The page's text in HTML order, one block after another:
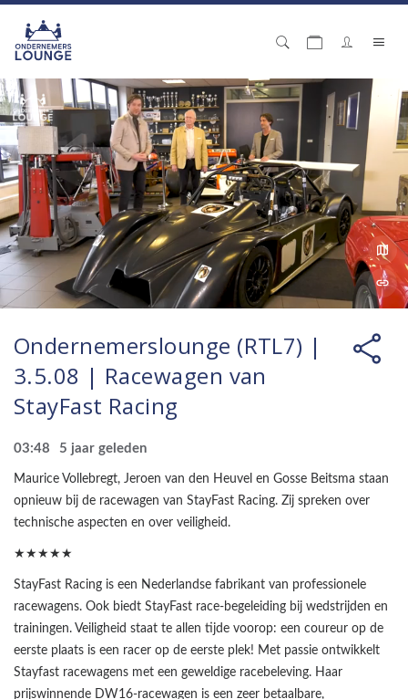
Ondernemerslounge (RTL7) |
3.5.08 | Racewagen van
StayFast Racing
03:48 5 jaar geleden
Maurice Vollebregt, Jeroen van den Heuvel en Gosse Beitsma staan
opnieuw bij de racewagen van StayFast Racing. Zij spreken over
technische aspecten en over veiligheid.
★★★★★
StayFast Racing is een Nederlandse fabrikant van professionele
racewagens. Ook biedt StayFast race-begeleiding bij wedstrijden en
trainingen. Veiligheid staat te allen tijde voorop: een coureur op de
eerste plaats is een racer op de eerste plek! Met passie ontwikkelt
Stayfast racewagens met een geweldige racebeleving. Haar
prijswinnende DW16-racewagen is een zeer betaalbare,